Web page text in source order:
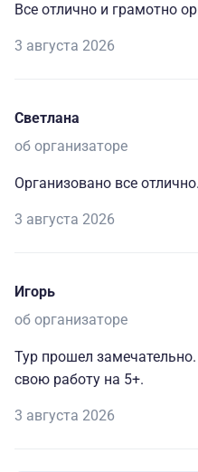
Все отлично и грамотно
3 августа 2026
Светлана
об организаторе
Организовано все
3 августа 2026
Игорь
об организаторе
Тур прошел
свою работу на 5+.
3 августа 2026